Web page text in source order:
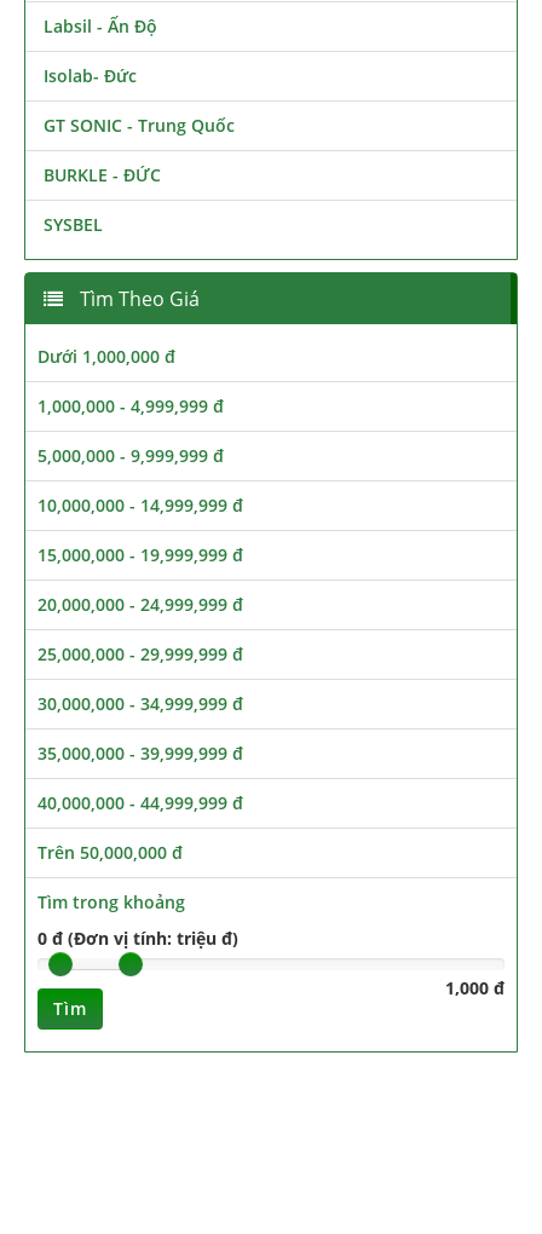
Labsil - Ấn Độ
Isolab- Đức
GT SONIC - Trung Quốc
BURKLE - ĐỨC
SYSBEL
Tìm Theo Giá
Dưới 1,000,000 đ
1,000,000 - 4,999,999 đ
5,000,000 - 9,999,999 đ
10,000,000 - 14,999,999 đ
15,000,000 - 19,999,999 đ
20,000,000 - 24,999,999 đ
25,000,000 - 29,999,999 đ
30,000,000 - 34,999,999 đ
35,000,000 - 39,999,999 đ
40,000,000 - 44,999,999 đ
Trên 50,000,000 đ
Tìm trong khoảng
0 đ (Đơn vị tính: triệu đ)
1,000 đ
Tìm